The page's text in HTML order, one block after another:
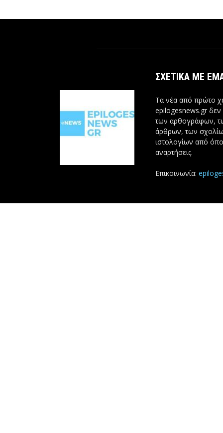
ΣΧΕΤΙΚΆ ΜΕ
Τα νέα από πρώτο
epilogesnews.gr δεν
των αρθογράφων,
άρθρων, των
ιστολογίων από
αναρτήσεις.
Επικοινωνία: